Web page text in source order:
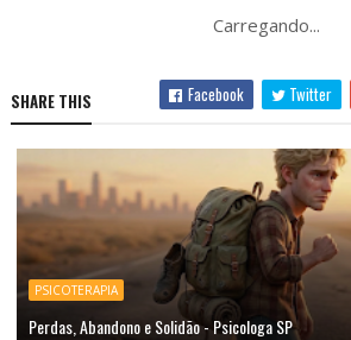
Carregando...
SHARE THIS Facebook Twitter
PSICOTERAPIA
Perdas, Abandono e Solidão - Psicologa SP